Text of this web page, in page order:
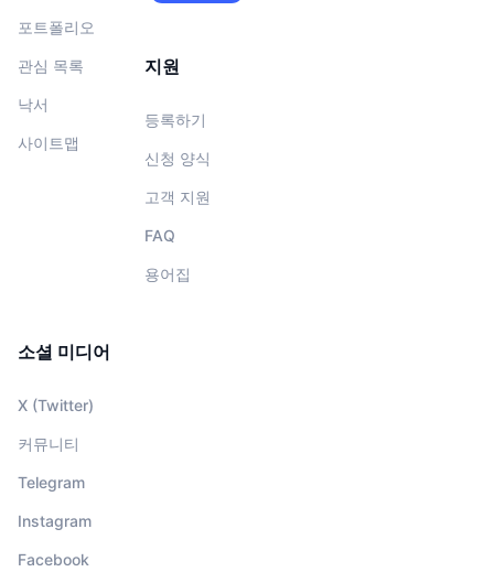
포트폴리오
관심 목록
낙서
사이트맵
지원
등록하기
신청 양식
고객 지원
FAQ
용어집
소셜 미디어
X (Twitter)
커뮤니티
Telegram
Instagram
Facebook